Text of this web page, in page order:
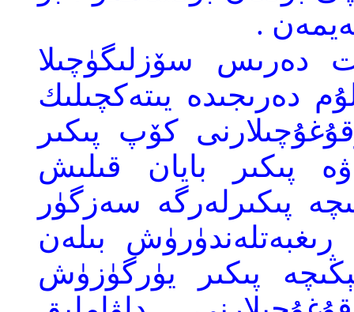
.
دەرىس سۆزلىگۈچىلا
دەرىجىدە يىتەكچىلىك
كۆپ پىكىر
پىكىر بايان قىلىش
پىكىرلەرگە سەزگۈر
رىغبەتلەندۈرۈش بىلەن
پىكىر يۈرگۈزۈش